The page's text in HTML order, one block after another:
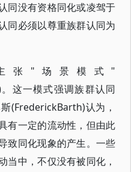
同没有资格同化或凌驾于
同必须以尊重族群认同为
张"场景模式"
这一模式强调族群认同
(FrederickBarth)认为，
有一定的流动性，但由此
致同化现象的产生。一些
当中，不仅没有被同化，